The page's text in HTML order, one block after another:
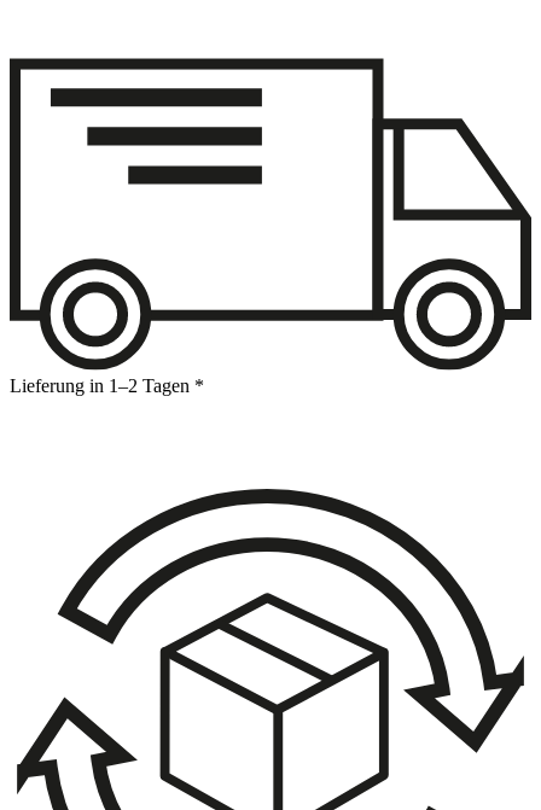
Lieferung in 1–2 Tagen *